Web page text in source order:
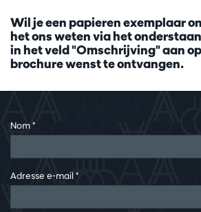
Wil je een papieren exemplaar
het ons weten via het
in het veld "Omschrijving" aan
brochure wenst te ontvangen.
Nom*
Adresse e-mail *